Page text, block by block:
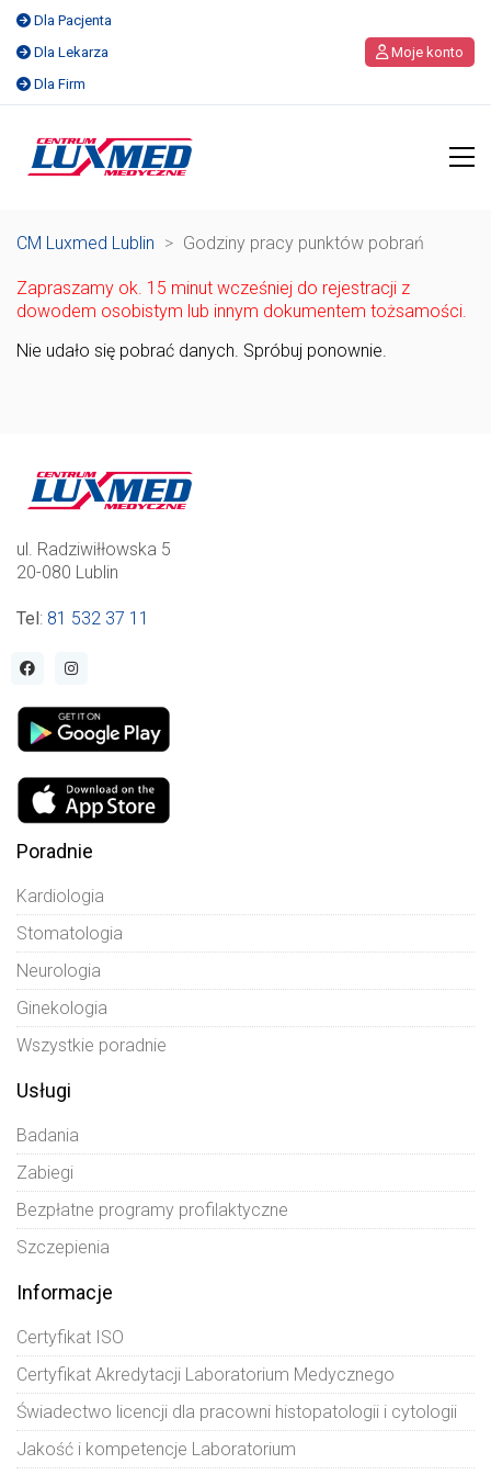
Dla Pacjenta
Dla Lekarza
Dla Firm
Moje konto
CM Luxmed Lublin > Godziny pracy punktów pobrań
Zapraszamy ok. 15 minut wcześniej do rejestracji z
dowodem osobistym lub innym dokumentem tożsamości.
Nie udało się pobrać danych. Spróbuj ponownie.
ul. Radziwiłłowska 5
20-080 Lublin
Tel: 81 532 37 11
Poradnie
Kardiologia
Stomatologia
Neurologia
Ginekologia
Wszystkie poradnie
Usługi
Badania
Zabiegi
Bezpłatne programy profilaktyczne
Szczepienia
Informacje
Certyfikat ISO
Certyfikat Akredytacji Laboratorium Medycznego
Świadectwo licencji dla pracowni histopatologii i cytologii
Jakość i kompetencje Laboratorium